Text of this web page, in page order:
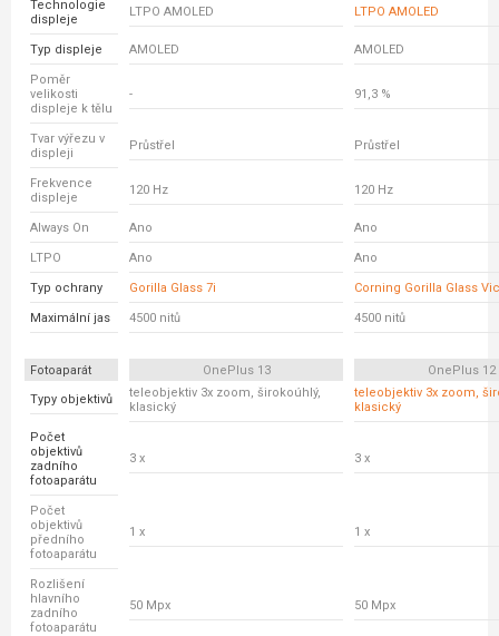
Technologie
displeje
LTPO AMOLED LTPO AMOLED
Typ displeje AMOLED AMOLED
Poměr
velikosti
displeje k tělu
- 91,3 %
Tvar výřezu v
displeji
Průstřel Průstřel
Frekvence
displeje
120 Hz 120 Hz
Always On Ano Ano
LTPO Ano Ano
Typ ochrany Gorilla Glass 7i Corning Gorilla Glass
Maximální jas 4500 nitů 4500 nitů
Fotoaparát OnePlus 13
OnePlus 12
Typy objektivů
teleobjektiv 3x zoom, širokoúhlý,
klasický
teleobjektiv 3x zoom,
klasický
Počet
objektivů
zadního
fotoaparátu
3 x 3 x
Počet
objektivů
předního
fotoaparátu
1 x 1 x
Rozlišení
hlavního
zadního
fotoaparátu
50 Mpx 50 Mpx